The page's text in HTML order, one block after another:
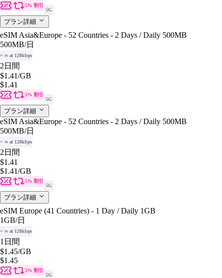
5% 割引
5G
プラン詳細
eSIM Asia&Europe - 52 Countries - 2 Days / Daily 500MB
500MB/日
+ ∞ at 128kbps
2日間
$1.41/GB
$1.41
5% 割引
5G
プラン詳細
eSIM Asia&Europe - 52 Countries - 2 Days / Daily 500MB
500MB/日
+ ∞ at 128kbps
2日間
$1.41
$1.41/GB
5% 割引
5G
プラン詳細
eSIM Europe (41 Countries) - 1 Day / Daily 1GB
1GB/日
+ ∞ at 128kbps
1日間
$1.45/GB
$1.45
5% 割引
5G